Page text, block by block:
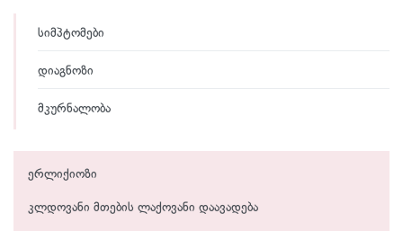
სიმპტომები
დიაგნოზი
მკურნალობა
ერლიქიოზი
კლდოვანი მთების ლაქოვანი დაავადება